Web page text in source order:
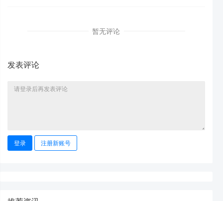
暂无评论
发表评论
登录 注册新账号